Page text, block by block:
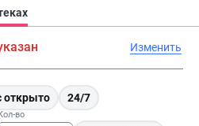
Изменить
открыто 24/7
Кол-во